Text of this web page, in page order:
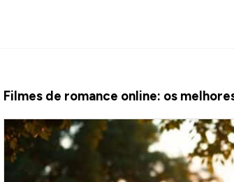
Filmes de romance online: os